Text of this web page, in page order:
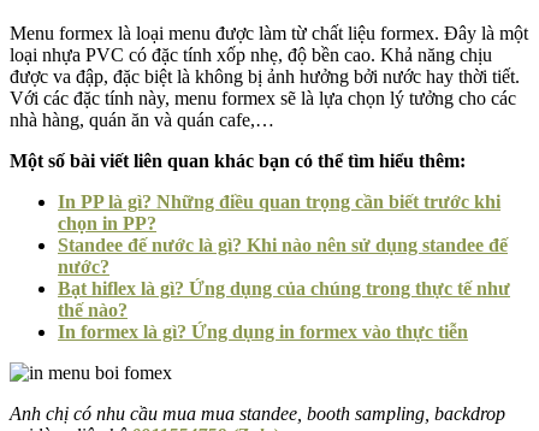
Menu formex là loại menu được làm từ chất liệu formex. Đây là một
loại nhựa PVC có đặc tính xốp nhẹ, độ bền cao. Khả năng chịu
được va đập, đặc biệt là không bị ảnh hưởng bởi nước hay thời tiết.
Với các đặc tính này, menu formex sẽ là lựa chọn lý tưởng cho các
nhà hàng, quán ăn và quán cafe,…
Một số bài viết liên quan khác bạn có thể tìm hiểu thêm:
In PP là gì? Những điều quan trọng cần biết trước khi
chọn in PP?
Standee đế nước là gì? Khi nào nên sử dụng standee đế
nước?
Bạt hiflex là gì? Ứng dụng của chúng trong thực tế như
thế nào?
In formex là gì? Ứng dụng in formex vào thực tiễn
Anh chị có nhu cầu mua mua standee, booth sampling, backdrop